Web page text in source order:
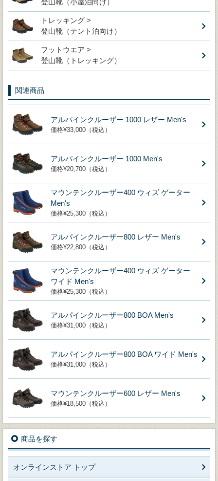
トレッキング >
登山靴（テント泊向け）
フットウエア >
登山靴（トレッキング）
関連商品
アルパインクルーザー 1000 レザー Men's
価格¥33,000（税込）
アルパインクルーザー 1000 Men's
価格¥20,700（税込）
マウンテンクルーザー400 ウィズ ゲーター
Men's
価格¥25,300（税込）
アルパインクルーザー800 レザー Men's
価格¥22,800（税込）
マウンテンクルーザー400 ウィズ ゲーター
ワイド Men's
価格¥25,300（税込）
アルパインクルーザー800 BOA Men's
価格¥31,000（税込）
アルパインクルーザー800 BOA ワイド Men's
価格¥31,000（税込）
マウンテンクルーザー600 レザー Men's
価格¥18,500（税込）
商品を探す
オンラインストア トップ